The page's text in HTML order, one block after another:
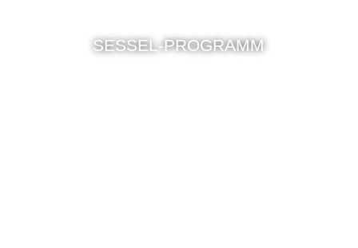
SESSEL-PROGRAMM